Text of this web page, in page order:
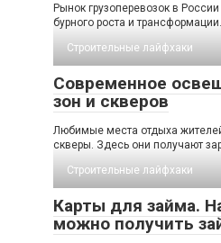
Рынок грузоперевозок в
бурного роста и
Строительные лайфхаки
Современное
зон и скверов
Любимые места отдыха
скверы. Здесь они получают
Строительные лайфхаки
Карты для займа.
можно получить